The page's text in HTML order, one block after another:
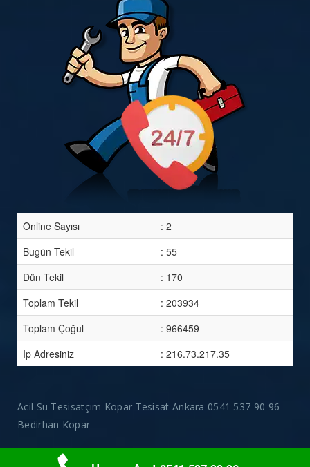
Online Sayısı
: 2
Bugün Tekil
: 55
Dün Tekil
: 170
Toplam Tekil
: 203934
Toplam Çoğul
: 966459
Ip Adresiniz
: 216.73.217.35
Acil Su Tesisatçım Kopar Tesisat Ankara 0541 537 90 96
Bedirhan Kopar